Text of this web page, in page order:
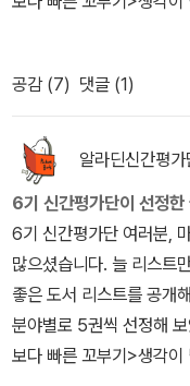
니까』라는 환상적 요소
있다. 프란츠 카프카의 『
까? 카프카가 벌레로 변
했다면, 창신강은 개를
을 가감 없이 드러냈다. -
서를 시작한 지 6년이 되
이다. 처음이나 지금이나
게 내가 읽고 좋았던 동화
과학에도 관심을 갖는다.
일상적인 질문조차 과학,
지 못하는 나의 무지함을
개인적인 취향의 한계와 ‘
아직도 나의 목록은 문학
들은 문학을 시작으로, 자
쭉 뻗어가며 자라기를 바
세상에서, 자신만의 색깔
에종종 질책을 받아왔던
것을 얻었기에 참 의미있
시선으로 빨리빨리 돌아
을 보고 느끼며보내었을
지 못했고 이해해주지 못
알아갈 수 있게 해주었기
다./ 알라딘 6기 유아 분
칙에 의해서만 움직이는
위해 타협과 협박으로 다
사람들... 인간 세상에서
말로 개만도 못한 사람들
공감 (7) 댓글 (1)
알라딘신간평가
6기 신간평가단이 선정한
6기 신간평가단 여러분,
많으셨습니다. 늘 리스트
좋은 도서 리스트를 공개
분야별로 5권씩 선정해
보다 빠른 꼬부기>생각이